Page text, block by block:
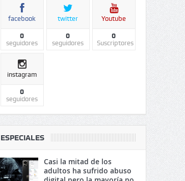
facebook
0
seguidores
twitter
0
seguidores
Youtube
0
Suscriptores
instagram
0
seguidores
ESPECIALES
Casi la mitad de los
adultos ha sufrido abuso